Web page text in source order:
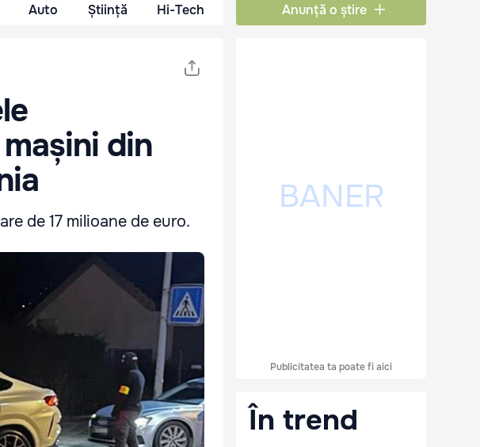
Auto Știință Hi-Tech Anunță o știre
din
de 17 milioane de euro.
Publicitatea ta poate fi aici
În trend